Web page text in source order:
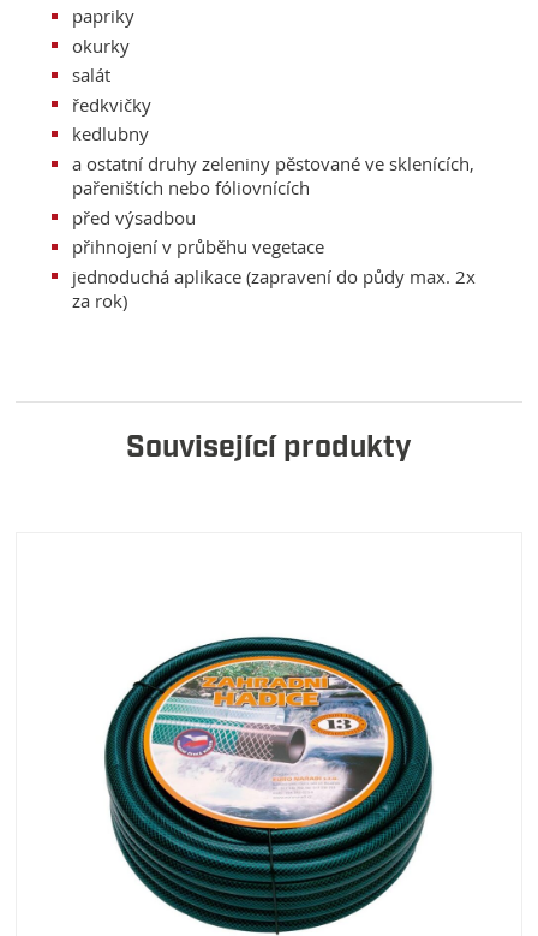
papriky
okurky
salát
ředkvičky
kedlubny
a ostatní druhy zeleniny pěstované ve sklenících,
pařeništích nebo fóliovnících
před výsadbou
přihnojení v průběhu vegetace
jednoduchá aplikace (zapravení do půdy max. 2x
za rok)
Související produkty